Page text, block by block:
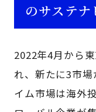
のサステ
2022年4月から
れ、新たに3市
イム市場は海外